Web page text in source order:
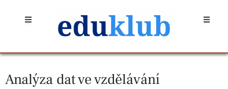
Open Open
Analýza dat ve vzdělávání